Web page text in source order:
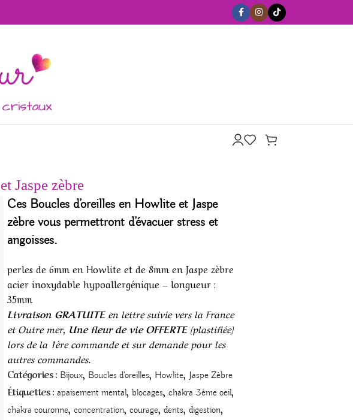
Jaspe zèbre
Ces Boucles d’oreilles en Howlite et Jaspe
zèbre vous permettront d’évacuer stress et
angoisses.
perles de 6mm en Howlite et de 8mm en Jaspe zèbre
acier inoxydable hypoallergénique – longueur :
35mm
Livraison GRATUITEen lettre suivie vers la France
et Outre mer, Une fleur de vie OFFERTE(plastifiée)
lors de la 1ère commande et sur demande pour les
autres commandes.
Catégories : Bijoux, Boucles d'oreilles, Howlite, Jaspe Zèbre
Étiquettes : apaisement mental, blocages, chakra 3ème oeil,
chakra couronne, concentration, courage, dents, digestion,